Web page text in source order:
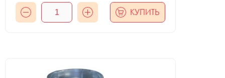
КУПИТЬ